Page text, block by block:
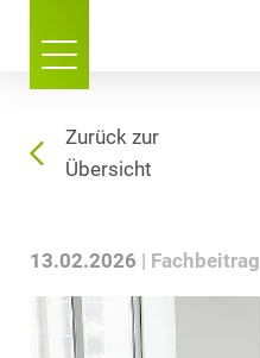
Zurück zur
Übersicht
13.02.2026 Fachbeitrag